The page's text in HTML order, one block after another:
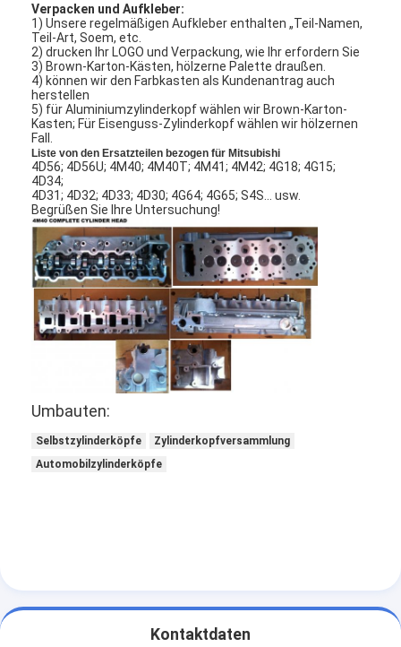
Verpacken und Aufkleber:
1) Unsere regelmäßigen Aufkleber enthalten „Teil-Namen,
Teil-Art, Soem, etc.
2) drucken Ihr LOGO und Verpackung, wie Ihr erfordern Sie
3) Brown-Karton-Kästen, hölzerne Palette draußen.
4) können wir den Farbkasten als Kundenantrag auch
herstellen
5) für Aluminiumzylinderkopf wählen wir Brown-Karton-
Kasten; Für Eisenguss-Zylinderkopf wählen wir hölzernen
Fall.
Liste von den Ersatzteilen bezogen für Mitsubishi
4D56; 4D56U; 4M40; 4M40T; 4M41; 4M42; 4G18; 4G15;
4D34;
4D31; 4D32; 4D33; 4D30; 4G64; 4G65; S4S… usw.
Begrüßen Sie Ihre Untersuchung!
Umbauten:
Selbstzylinderköpfe
Zylinderkopfversammlung
Automobilzylinderköpfe
Kontaktdaten